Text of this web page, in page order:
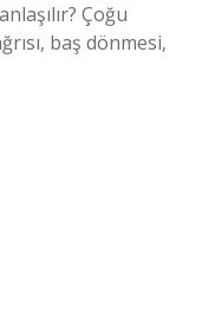
Çoğu
baş dönmesi,